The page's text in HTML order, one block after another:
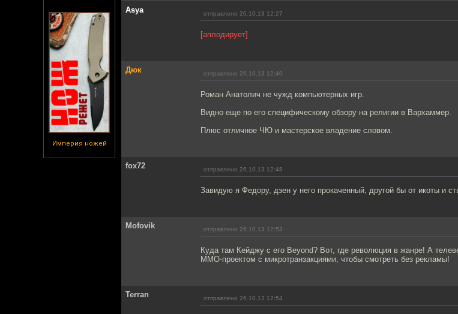
Империя ножей
Asya отправлено 26.10.13 12:27
[аплодирует]
Дюк отправлено 26.10.13 12:40
Роман Анатолич не чужд компьютерных игр.
Видно еще по его специфическому обзору на религии в Вархаммер.
Плюс отличное ЧЮ и мастерское владение словом.
fox72 отправлено 26.10.13 12:48
Завидую я Федору, дзен у него прокаченный, другой бы от икоты и
Mofovik отправлено 26.10.13 12:53
Куда там Кейджу с его Beyond? Вот, где революция в жанре! А
ММО-проектом с микротранзакциями, чтобы смотреть без рекламы!
Terran отправлено 26.10.13 12:54